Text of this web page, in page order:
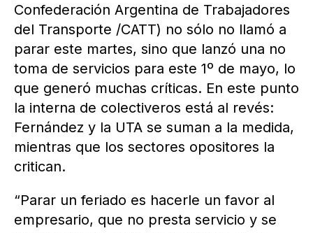
Confederación Argentina de Trabajadores
del Transporte /CATT) no sólo no llamó a
parar este martes, sino que lanzó una no
toma de servicios para este 1º de mayo, lo
que generó muchas críticas. En este punto
la interna de colectiveros está al revés:
Fernández y la UTA se suman a la medida,
mientras que los sectores opositores la
critican.
“Parar un feriado es hacerle un favor al
empresario, que no presta servicio y se